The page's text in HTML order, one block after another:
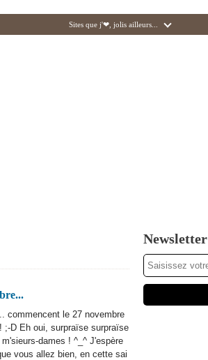
Sites que j'❤, jolis ailleurs...
commencent le 27 novembre
;-D Eh oui, surpraïse surpraïse
m'sieurs-dames ! ^_^ J'espère
vous allez bien, en cette sai
Newsletter